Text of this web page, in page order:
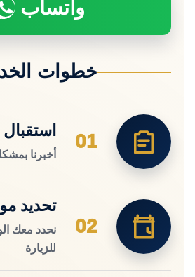
واتساب
خطوات
01
استقبال
أخبرنا
02
تحديد
نحدد معك
للزيارة